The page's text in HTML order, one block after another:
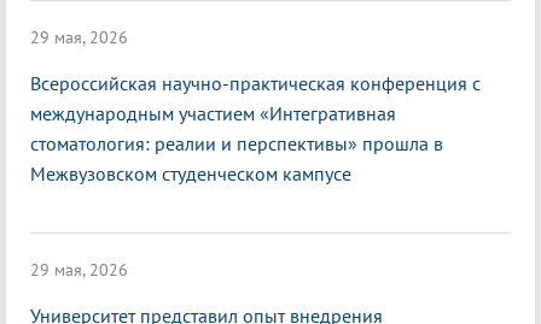
29 мая, 2026
Всероссийская научно-практическая конференция с
международным участием «Интегративная
стоматология: реалии и перспективы» прошла в
Межвузовском студенческом кампусе
29 мая, 2026
Университет представил опыт внедрения